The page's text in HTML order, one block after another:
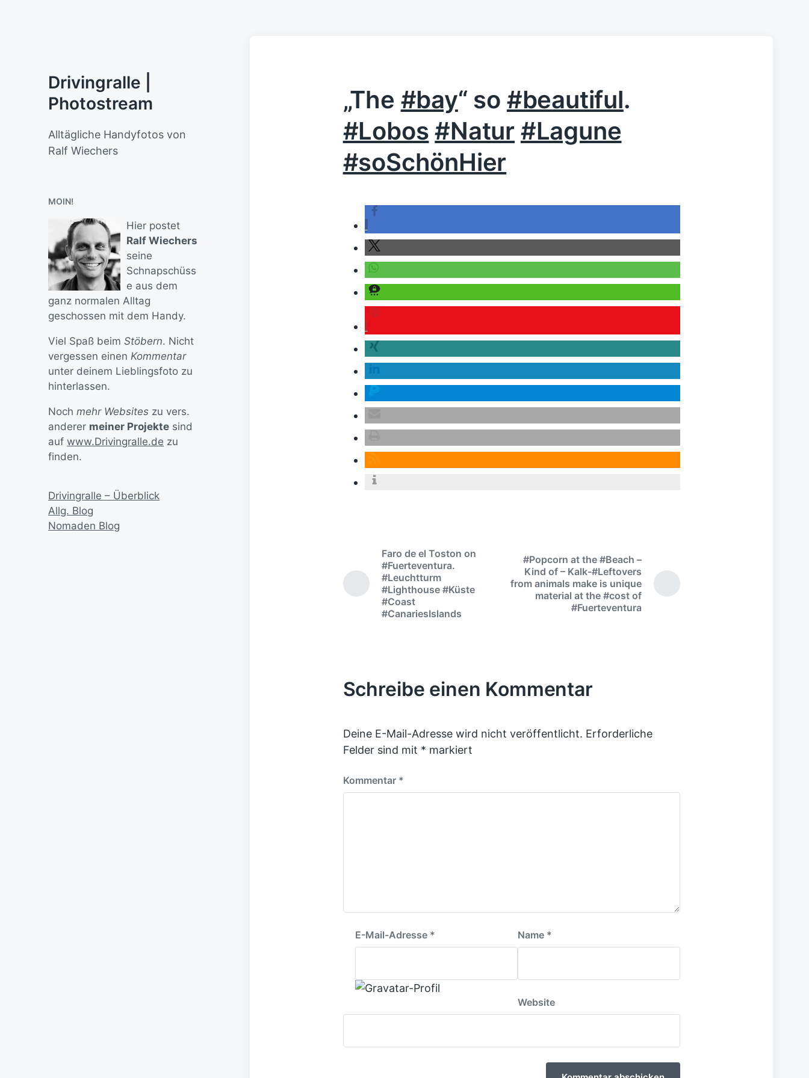
Drivingralle |
Photostream
Alltägliche Handyfotos von
Ralf Wiechers
MOIN!
Hier postet
Ralf Wiechers
seine
Schnapschüss
e aus dem
ganz normalen Alltag
geschossen mit dem Handy.
Viel Spaß beim Stöbern. Nicht
vergessen einen Kommentar
unter deinem Lieblingsfoto zu
hinterlassen.
Noch mehr Websites zu vers.
anderer meiner Projekte sind
auf www.Drivingralle.de zu
finden.
Drivingralle – Überblick
Allg. Blog
Nomaden Blog
„The #bay“ so #beautiful.
#Lobos #Natur #Lagune
#soSchönHier
Faro de el Toston on
#Fuerteventura.
#Leuchtturm
#Lighthouse #Küste
#Coast
#CanariesIslands
#Popcorn at the #Beach –
Kind of – Kalk-#Leftovers
from animals make is unique
material at the #cost of
#Fuerteventura
Schreibe einen Kommentar
Deine E-Mail-Adresse wird nicht veröffentlicht. Erforderliche
Felder sind mit * markiert
Kommentar *
E-Mail-Adresse * Name *
Website